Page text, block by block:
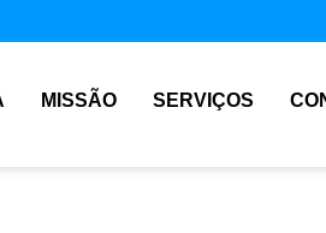
MISSÃO SERVIÇOS